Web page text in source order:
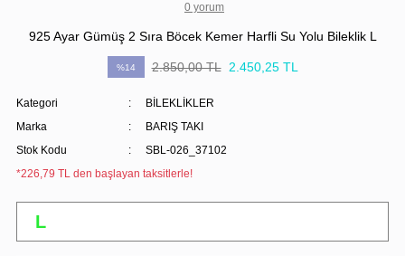
0 yorum
925 Ayar Gümüş 2 Sıra Böcek Kemer Harfli Su Yolu Bileklik L
%14 2.850,00 TL 2.450,25 TL
Kategori
BİLEKLİKLER
Marka
BARIŞ TAKI
Stok Kodu
SBL-026_37102
*226,79 TL den başlayan taksitlerle!